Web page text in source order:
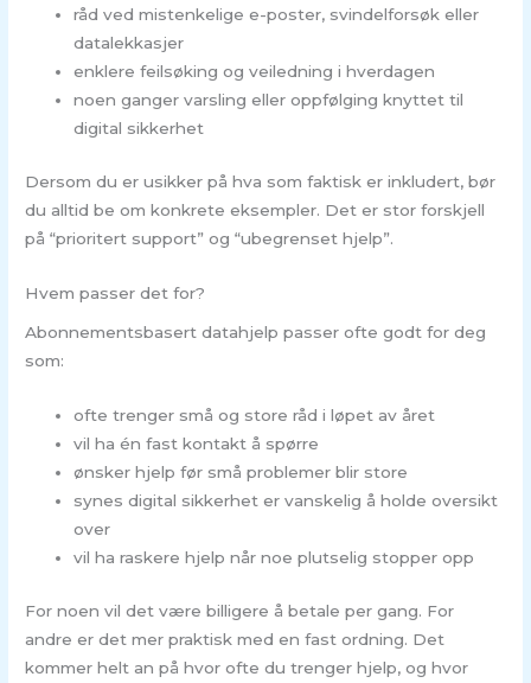
råd ved mistenkelige e-poster, svindelforsøk eller
datalekkasjer
enklere feilsøking og veiledning i hverdagen
noen ganger varsling eller oppfølging knyttet til
digital sikkerhet
Dersom du er usikker på hva som faktisk er inkludert, bør
du alltid be om konkrete eksempler. Det er stor forskjell
på “prioritert support” og “ubegrenset hjelp”.
Hvem passer det for?
Abonnementsbasert datahjelp passer ofte godt for deg
som:
ofte trenger små og store råd i løpet av året
vil ha én fast kontakt å spørre
ønsker hjelp før små problemer blir store
synes digital sikkerhet er vanskelig å holde oversikt
over
vil ha raskere hjelp når noe plutselig stopper opp
For noen vil det være billigere å betale per gang. For
andre er det mer praktisk med en fast ordning. Det
kommer helt an på hvor ofte du trenger hjelp, og hvor